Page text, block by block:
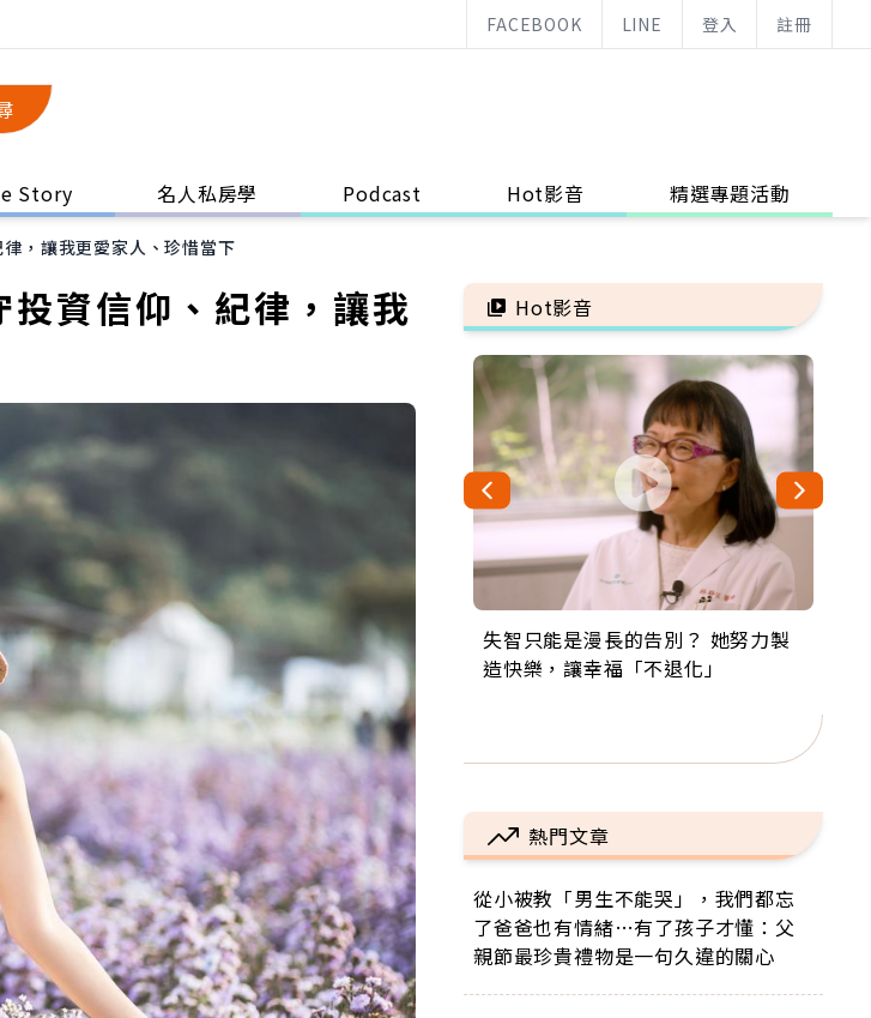
FACEBOOK LINE 登入 註冊
Story 名人私房學 Podcast Hot影音 精選專題活動
，讓我更愛家人、珍惜當下
資信仰、紀律，讓我
Hot影音
失智只能是漫長的告別？ 她努力製
造快樂，讓幸福「不退化」
來自剛果的巧克力神父 為台灣奉獻
36年 「台灣是我的家，我連作夢都
63歲卸矽谷副總、搬回台灣找快
樂！「蛋黃哥小丑」走進安養院，
104歲打破金氏世界紀錄 成為全球
最年長羽球選手，分享長壽的秘密
事業巔峰他選擇追夢…黑手阿伯拉
小提琴還登上小巨蛋！連CNN都大
熱門文章
從小被教「男生不能哭」，我們都忘
了爸爸也有情緒…有了孩子才懂：父
親節最珍貴禮物是一句久違的關心